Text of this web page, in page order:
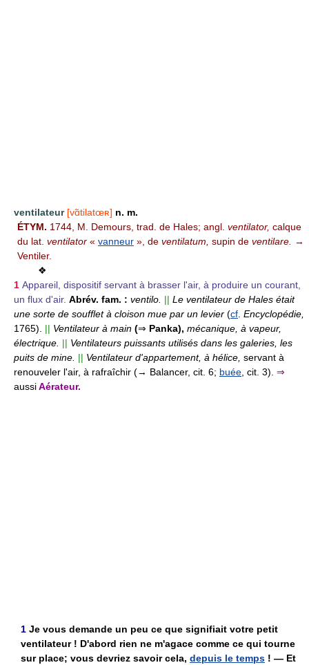
ventilateur [vɑ̃tilatœʀ] n. m.
ÉTYM. 1744, M. Demours, trad. de Hales; angl. ventilator, calque
du lat. ventilator « vanneur », de ventilatum, supin de ventilare.
→
Ventiler.
❖
1 Appareil, dispositif servant à brasser l'air, à produire un courant,
un flux d'air. Abrév. fam. : ventilo. || Le ventilateur de Hales était
une sorte de soufflet à cloison mue par un levier (cf Encyclopédie,
1765).
|| Ventilateur à main (⇒ Panka), mécanique, à vapeur,
électrique. || Ventilateurs puissants utilisés dans les galeries, les
puits de mine. || Ventilateur d'appartement, à hélice, servant à
renouveler l'air, à rafraîchir (→ Balancer, cit. 6; buée , cit. 3). ⇒
aussiAérateur.
1 Je vous demande un peu ce que signifiait votre petit
ventilateur ! D'abord rien ne m'agace comme ce qui tourne
sur place; vous devriez savoir cela, depuis le temps ! — Et